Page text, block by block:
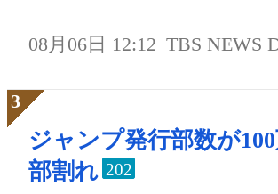
08月06日 12:12 TBS NEWS
ジャンプ発行部数が
部割れ 202